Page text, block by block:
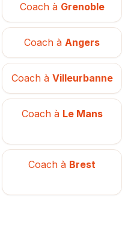
Coach à Grenoble
Coach à Angers
Coach à Villeurbanne
Coach à Le Mans
Coach à Brest